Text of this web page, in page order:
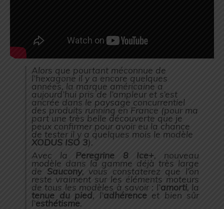
Alors que pourtant méconnue de
l’hexagone il y a encore quelques
années, la marque américaine a
aujourd’hui pris de l’ampleur et s’est
ancrée dans le paysage concurrentiel
des produits running en France (pour ma
part une très belle découverte que je
peux confirmer pour avoir eu la chance
de tester il y a quelques mois le modèle
XODUS ISO 3).
Avec la Peregrine 8 Ice+, nouveau
modèle dans la gamme déjà très large
de Saucony, vous constaterez que l’on
reste vraiment sur les éléments moteurs
de tous les modèles à savoir : l’amorti, la
tenue du pied, l’adhérenceet bien sûr
l’esthétisme.